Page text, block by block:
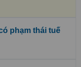
phạm thái tuế